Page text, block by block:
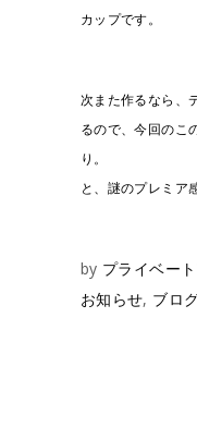
カップです。
次また作るなら、
るので、今回のこ
り。
と、謎のプレミア
by プライベー
お知らせ, ブロ